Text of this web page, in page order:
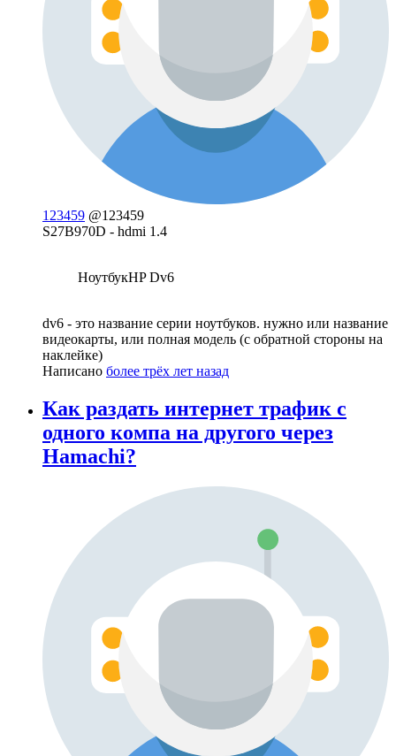
123459 @123459
S27B970D - hdmi 1.4
НоутбукHP Dv6
dv6 - это название серии ноутбуков. нужно или название
видеокарты, или полная модель (с обратной стороны на
наклейке)
Написано более трёх лет назад
Как раздать интернет трафик с
одного компа на другого через
Hamachi?